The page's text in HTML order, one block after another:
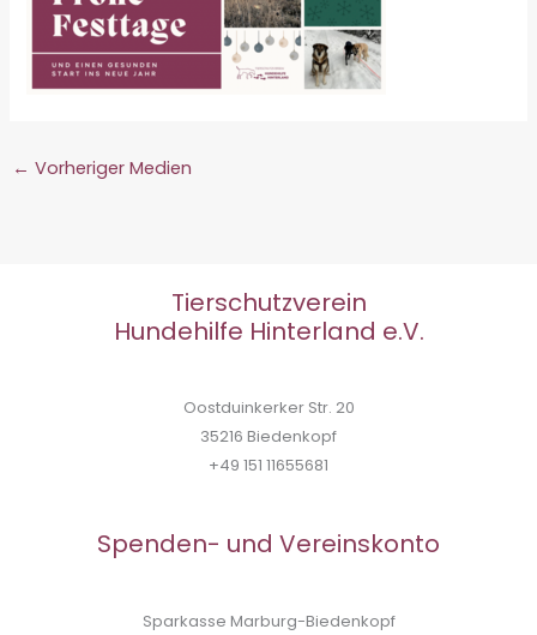
← Vorheriger Medien
Tierschutzverein
Hundehilfe Hinterland e.V.
Oostduinkerker Str. 20
35216 Biedenkopf
+49 151 11655681
Spenden- und Vereinskonto
Sparkasse Marburg-Biedenkopf